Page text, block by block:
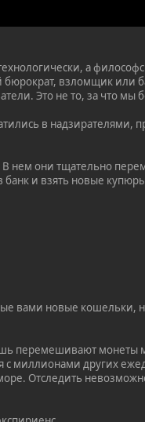
а
взломщик или
Это не то, за что мы
в
нем они тщательно
и взять новые
вами новые кошельки,
перемешивают монеты
с миллионами других
Отследить